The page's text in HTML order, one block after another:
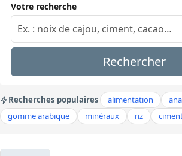
Votre recherche
Rechercher
Recherches populaires alimentation
gomme arabique
minéraux riz